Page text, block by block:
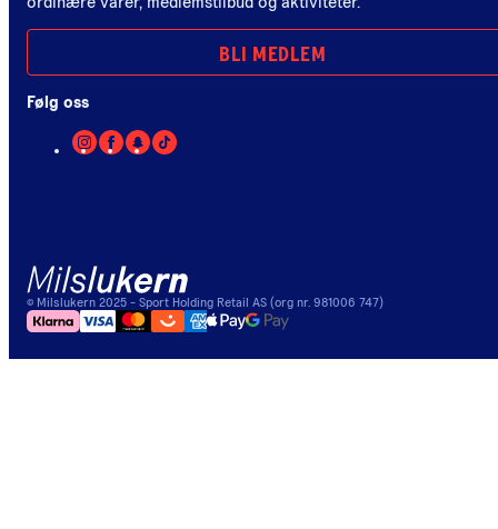
BLI MEDLEM
Følg oss
© Milslukern 2025 - Sport Holding Retail AS (org nr. 981006 747)